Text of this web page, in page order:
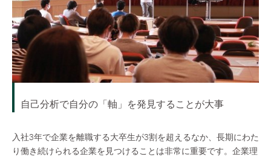
自己分析で自分の「軸」を発見することが大事
入社3年で企業を離職する大卒生が3割を超えるなか、長期にわた
り働き続けられる企業を見つけることは非常に重要です。企業理